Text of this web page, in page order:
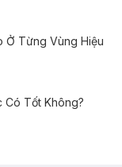
Ở Từng Vùng Hiệu
Có Tốt Không?